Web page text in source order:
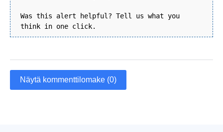
Was this alert helpful? Tell us what you
think in one click.
Näytä kommenttilomake (0)